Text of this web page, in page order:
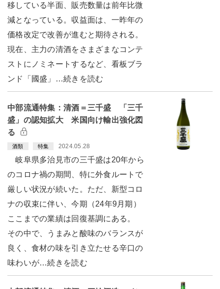
移している半面、販売数量は前年比微
減となっている。収益面は、一昨年の
価格改定で改善が進むと期待される。
現在、主力の清酒をさまざまなコンテ
ストにノミネートするなど、看板ブラ
ンド「國盛」…続きを読む
中部流通特集：清酒＝三千盛 「三千
盛」の認知拡大 米国向け輸出強化図
る
酒類 特集 2024.05.28
岐阜県多治見市の三千盛は20年から
のコロナ禍の期間、特に外食ルートで
厳しい状況が続いた。ただ、新型コロ
ナの収束に伴い、今期（24年9月期）
ここまでの業績は回復基調にある。
その中で、うまみと酸味のバランスが
良く、食材の味を引き立たせる辛口の
味わいが…続きを読む